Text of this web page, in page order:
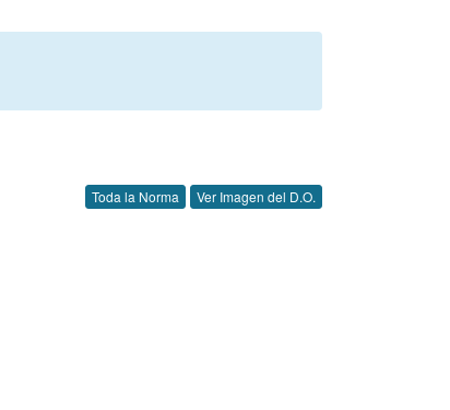
Toda la Norma Ver Imagen del D.O.